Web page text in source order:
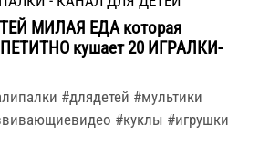
МИЛАЯ ЕДА которая
кушает 20 ИГРАЛКИ-
#длядетей #мультики
#куклы #игрушки